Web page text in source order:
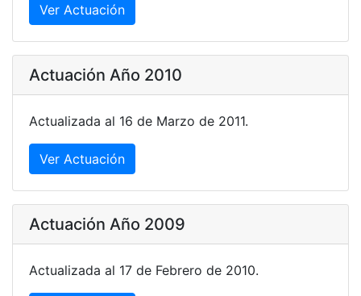
Ver Actuación
Actuación Año 2010
Actualizada al 16 de Marzo de 2011.
Ver Actuación
Actuación Año 2009
Actualizada al 17 de Febrero de 2010.